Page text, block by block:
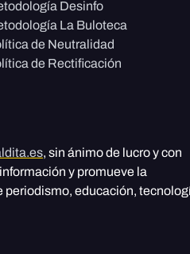
Desinfo
La Buloteca
de Neutralidad
de Rectificación
, sin ánimo de lucro y con
y promueve la
periodismo, educación,